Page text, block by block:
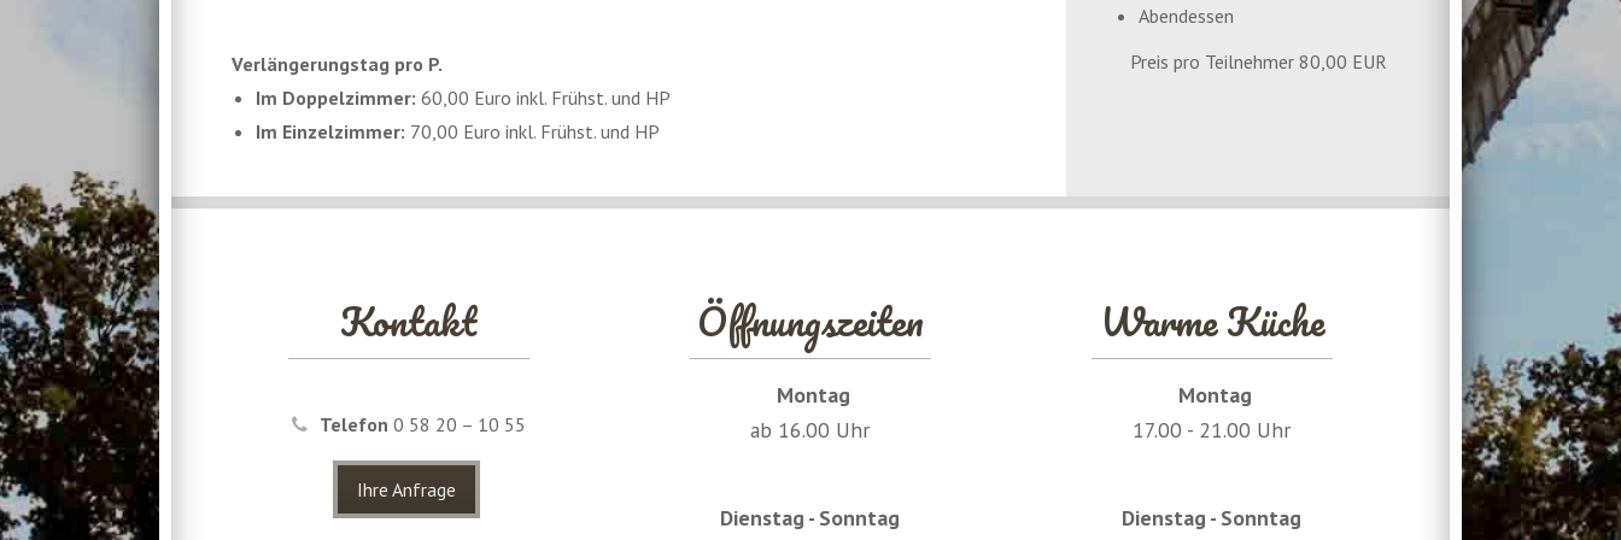
Abendessen
Preis pro Teilnehmer 80,00 EUR
► Besuch Handwerkermuseum in Suhlendorf
geöffnet 01.04. - 31.10.
3-Gänge Menü
Kegeln inkl. Bier, Wein & alkoholfreien Getränken
Verlängerungstag pro P.
Im Doppelzimmer: 60,00 Euro inkl. Frühst. und HP
Im Einzelzimmer: 70,00 Euro inkl. Frühst. und HP
Kontakt
Telefon 0 58 20 – 10 55
Ihre Anfrage
Öffnungszeiten
Montag
ab 16.00 Uhr
Dienstag - Sonntag
Warme Küche
Montag
17.00 - 21.00 Uhr
Dienstag - Sonntag